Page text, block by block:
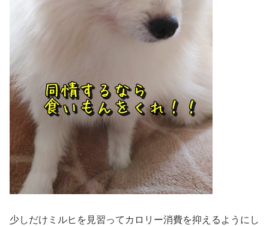
少しだけミルヒを見習ってカロリー消費を抑えるようにし